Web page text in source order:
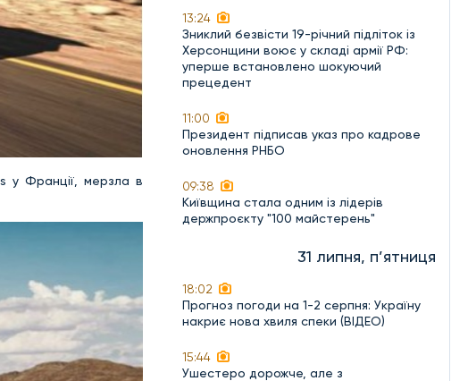
у Франції, мерзла в
13:24
Зниклий безвісти 19-річний підліток із
Херсонщини воює у складі армії РФ:
уперше встановлено шокуючий
прецедент
11:00
Президент підписав указ про кадрове
оновлення РНБО
09:38
Київщина стала одним із лідерів
держпроєкту "100 майстерень"
31 липня, п’ятниця
18:02
Прогноз погоди на 1-2 серпня: Україну
накриє нова хвиля спеки (ВІДЕО)
15:44
Ушестеро дорожче, але з